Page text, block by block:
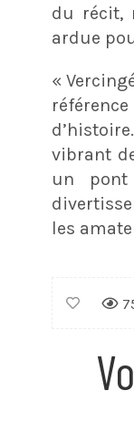
du récit,
ardue
«
vibrant
un pont
les